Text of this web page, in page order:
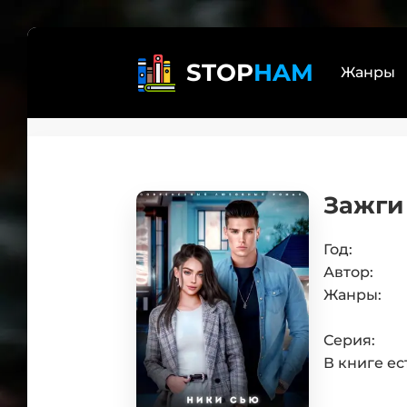
STOPHAM Жанры
Зажги
Год:
Автор:
Жанры:
Серия:
В книге